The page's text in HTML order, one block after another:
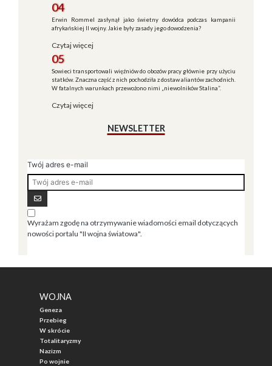
04
Erwin Rommel zasłynął jako świetny dowódca podczas kampanii
afrykańskiej II wojny. Jakie były zasady jego dowodzenia?
Czytaj więcej
05
Sowieci transportowali więźniów do obozów pracy głównie przy użyciu
statków. Znaczna część z nich pochodziła z dostaw aliantów zachodnich.
W fatalnych warunkach przewożono nimi „niewolników Stalina”.
Czytaj więcej
NEWSLETTER
Twój adres e-mail
Wyrażam zgodę na otrzymywanie wiadomości email dotyczących
nowości portalu "II wojna światowa".
WOJNA
Geneza
Przebieg
W skrócie
Totalitaryzmy
Nazizm
Po wojnie